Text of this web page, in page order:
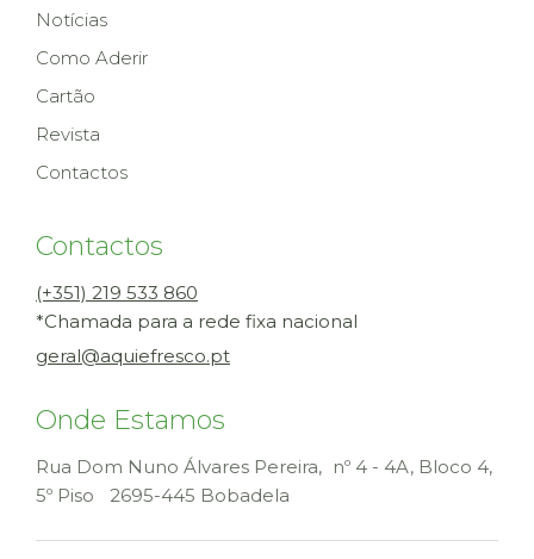
Notícias
Como Aderir
Cartão
Revista
Contactos
Contactos
(+351) 219 533 860
*Chamada para a rede fixa nacional
geral@aquiefresco.pt
Onde Estamos
Rua Dom Nuno Álvares Pereira, nº 4 - 4A, Bloco 4,
5º Piso 2695-445 Bobadela